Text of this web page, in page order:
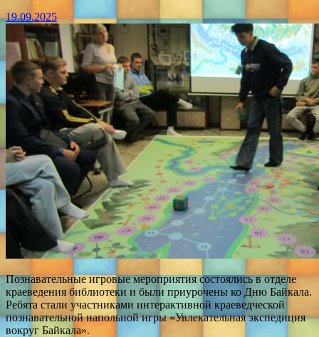
19.09.2025
Познавательные игровые мероприятия состоялись в отделе
краеведения библиотеки и были приурочены ко Дню Байкала.
Ребята стали участниками интерактивной краеведческой
познавательной напольной игры «Увлекательная экспедиция
вокруг Байкала».